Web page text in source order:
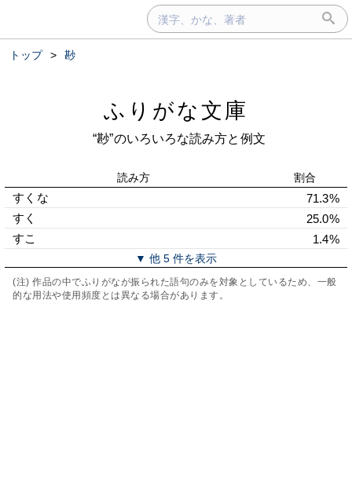
トップ > 尠
ふりがな文庫
“尠”のいろいろな読み方と例文
読み方 割合
すくな
71.3%
すく
25.0%
すこ
1.4%
▼ 他 5 件を表示
(注) 作品の中でふりがなが振られた語句のみを対象としているため、一般
的な用法や使用頻度とは異なる場合があります。